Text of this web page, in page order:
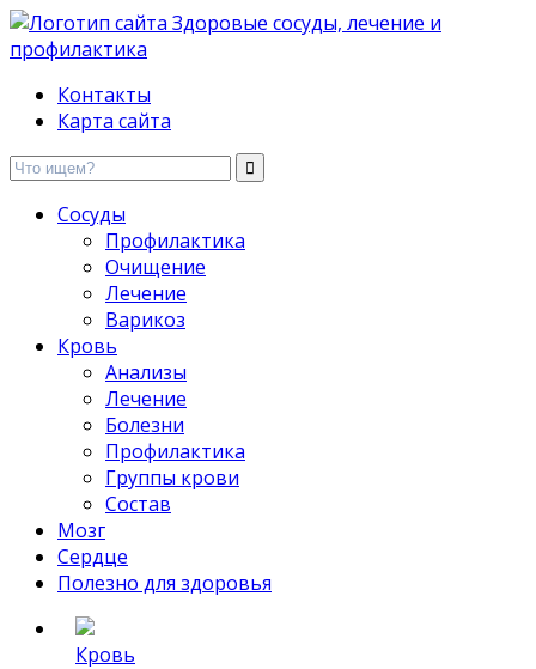
Здоровые сосуды, лечение и профилактика
Контакты
Карта сайта
Сосуды
Профилактика
Очищение
Лечение
Варикоз
Кровь
Анализы
Лечение
Болезни
Профилактика
Группы крови
Состав
Мозг
Сердце
Полезно для здоровья
Кровь